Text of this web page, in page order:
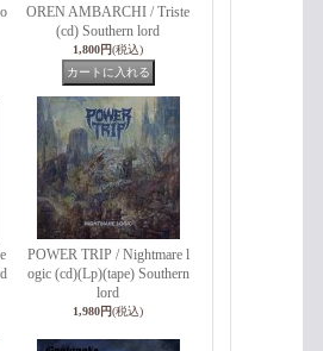
OREN AMBARCHI / Triste
(cd) Southern lord
1,800円(税込)
POWER TRIP / Nightmare l
ogic (cd)(Lp)(tape) Southern
lord
1,980円(税込)